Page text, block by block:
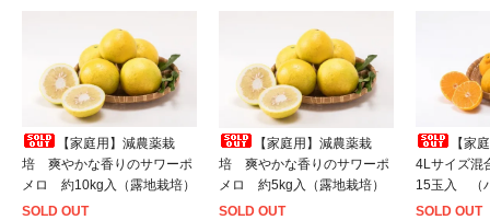
【家庭用】減農薬栽
培 爽やかな香りのサワーポ
メロ 約10kg入（露地栽培）
SOLD OUT
【家庭用】減農薬栽
培 爽やかな香りのサワーポ
メロ 約5kg入（露地栽培）
SOLD OUT
【家
4Lサイズ
15玉入 （
SOLD OUT